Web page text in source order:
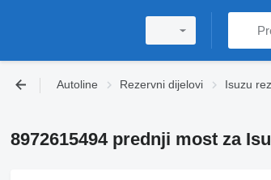
Autoline Rezervni dijelovi Isuzu
8972615494 prednji most za